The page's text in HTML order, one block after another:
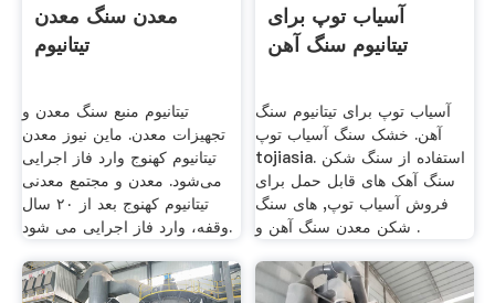
معدن سنگ معدن
تیتانیوم
تیتانیوم منبع سنگ معدن و
تجهیزات معدن. ماین نیوز معدن
تیتانیوم کهنوج وارد فاز اجرایی
می‌شود. معدن و مجتمع معدنی
تیتانیوم کهنوج بعد از ۲۰ سال
وقفه، وارد فاز اجرایی می شود.
آسیاب توپ برای
تیتانیوم سنگ آهن
آسیاب توپ برای تیتانیوم سنگ
آهن. خشک سنگ آسیاب توپ
tojiasia. استفاده از سنگ شکن
سنگ آهک های قابل حمل برای
فروش آسیاب توپ, های سنگ
شکن معدن سنگ آهن و .